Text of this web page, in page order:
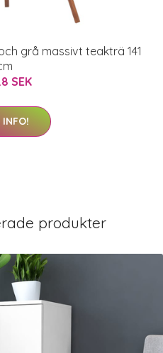
grå massivt teakträ 141
SEK
INFO!
produkter